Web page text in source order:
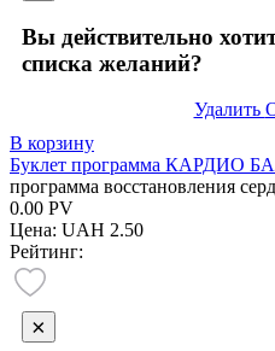
Вы действительно
списка желаний?
Удалить
В корзину
Буклет программа КАРДИО
программа восстановления
0.00 PV
Цена: UAH 2.50
Рейтинг:
×